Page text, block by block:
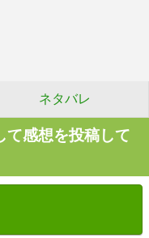
ネタバレ
て感想を投稿して